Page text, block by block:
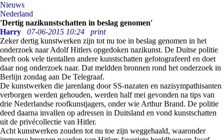
Nieuws
Nederland
'Dertig nazikunstschatten in beslag genomen'
Harry
07-06-2015 10:24
print
Zeker dertig kunstwerken zijn tot nu toe in beslag genomen in het
onderzoek naar Adolf Hitlers opgedoken nazikunst. De Duitse politie
heeft ook vele tientallen andere kunstschatten gefotografeerd en doet
daar nog onderzoek naar. Dat meldden bronnen rond het onderzoek in
Berlijn zondag aan De Telegraaf.
De kunstwerken die jarenlang door SS-nazaten en nazisympathisanten
verborgen werden gehouden, werden half mei gevonden na tips van
drie Nederlandse roofkunstjagers, onder wie Arthur Brand. De politie
deed daarna invallen op adressen in Duitsland en vond kunstschatten
uit de privécollectie van Hitler.
Acht kunstwerken zouden tot nu toe zijn weggehaald, waaronder